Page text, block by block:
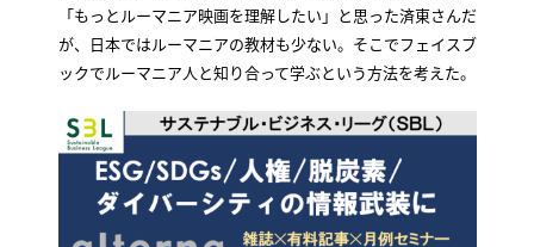
「もっとルーマニア映画を理解したい」と思った済東さんだ
が、日本ではルーマニアの教材も少ない。そこでフェイスブ
ックでルーマニア人と知り合って学ぶという方法を考えた。